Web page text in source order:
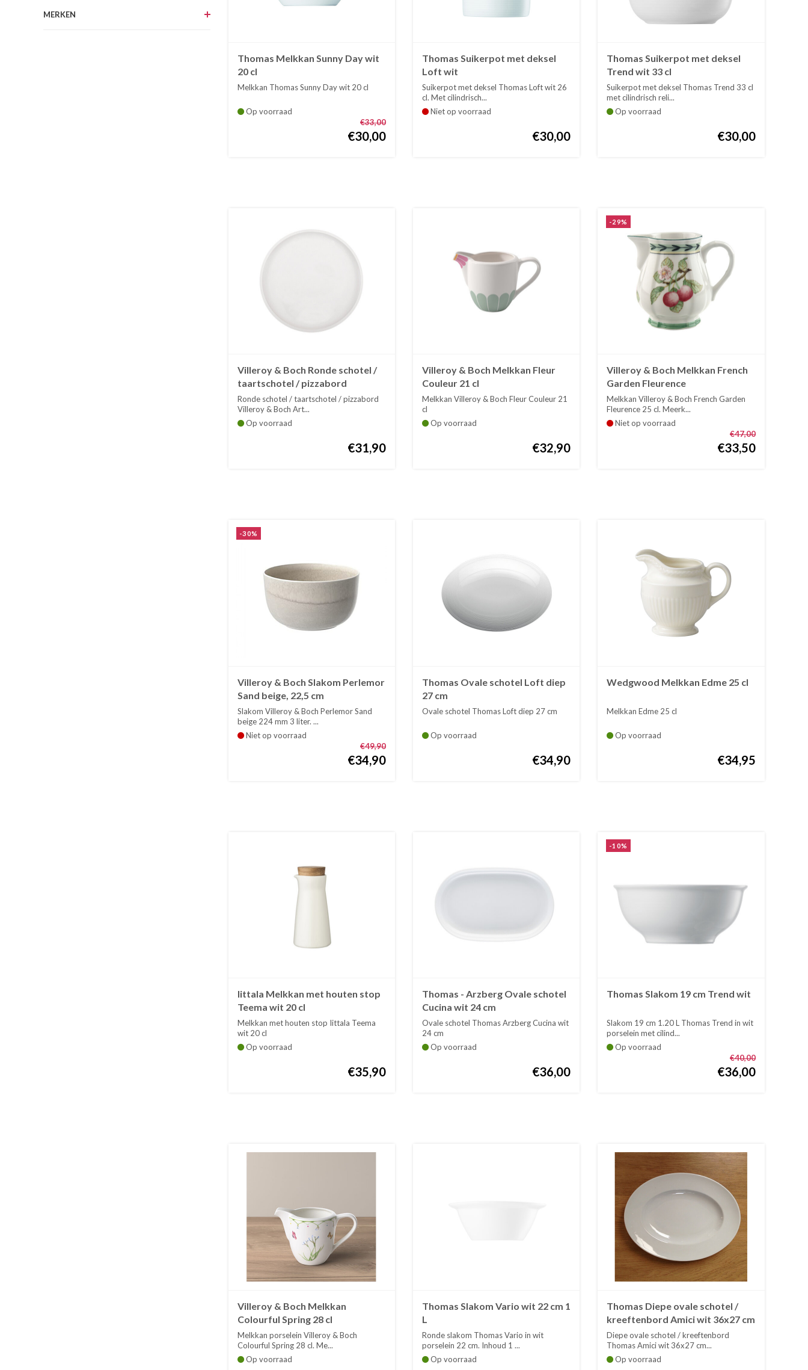
MERKEN
Thomas Melkkan Sunny Day wit
20 cl
Melkkan Thomas Sunny Day wit 20 cl
Op voorraad
€33,00
€30,00
Thomas Suikerpot met deksel
Loft wit
Suikerpot met deksel Thomas Loft wit 26
cl. Met cilindrisch...
Niet op voorraad
€30,00
Thomas Suikerpot met deksel
Trend wit 33 cl
Suikerpot met deksel Thomas Trend 33 cl
met cilindrisch reli...
Op voorraad
€30,00
Villeroy & Boch Ronde schotel /
taartschotel / pizzabord
Artesano Original 32 cm
Ronde schotel / taartschotel / pizzabord
Villeroy & Boch Art...
Op voorraad
€31,90
Villeroy & Boch Melkkan Fleur
Couleur 21 cl
Melkkan Villeroy & Boch Fleur Couleur 21
cl
Een mooi servie...
Op voorraad
€32,90
-29%
Villeroy & Boch Melkkan French
Garden Fleurence
Melkkan Villeroy & Boch French Garden
Fleurence 25 cl. Meerk...
Niet op voorraad
€47,00
€33,50
-30%
Villeroy & Boch Slakom Perlemor
Sand beige, 22,5 cm
Slakom Villeroy & Boch Perlemor Sand
beige 224 mm 3 liter. ...
Niet op voorraad
€49,90
€34,90
Thomas Ovale schotel Loft diep
27 cm
Ovale schotel Thomas Loft diep 27 cm
Op voorraad
€34,90
Wedgwood Melkkan Edme 25 cl
Melkkan Edme 25 cl
Op voorraad
€34,95
Iittala Melkkan met houten stop
Teema wit 20 cl
Melkkan met houten stop Iittala Teema
wit 20 cl
Op voorraad
€35,90
Thomas - Arzberg Ovale schotel
Cucina wit 24 cm
Ovale schotel Thomas Arzberg Cucina wit
24 cm
Op voorraad
€36,00
-10%
Thomas Slakom 19 cm Trend wit
Slakom 19 cm 1.20 L Thomas Trend in wit
porselein met cilind...
Op voorraad
€40,00
€36,00
Villeroy & Boch Melkkan
Colourful Spring 28 cl
Melkkan porselein Villeroy & Boch
Colourful Spring 28 cl. Me...
Op voorraad
Thomas Slakom Vario wit 22 cm 1
L
Ronde slakom Thomas Vario in wit
porselein 22 cm. Inhoud 1 ...
Op voorraad
Thomas Diepe ovale schotel /
kreeftenbord Amici wit 36x27 cm
Diepe ovale schotel / kreeftenbord
Thomas Amici wit 36x27 cm...
Op voorraad